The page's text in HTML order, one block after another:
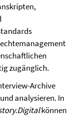
zugänglich.
Archive
analysieren. In
können